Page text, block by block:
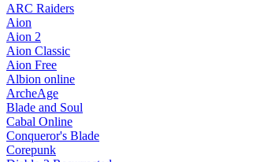
ARC Raiders
Aion
Aion 2
Aion Classic
Aion Free
Albion online
ArcheAge
Blade and Soul
Cabal Online
Conqueror's Blade
Corepunk